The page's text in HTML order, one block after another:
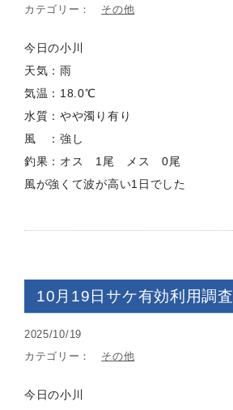
カテゴリー：
その他
今日の小川
天気：雨
気温：18.0℃
水質：やや濁り有り
風 ：強し
釣果：オス 1尾 メス 0尾
風が強くて波が高い1日でした
10月19日サケ有効利用調査
2025/10/19
カテゴリー：
その他
今日の小川